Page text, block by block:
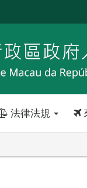
法律法規